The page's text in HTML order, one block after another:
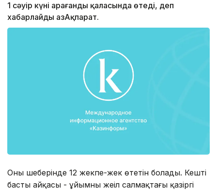
1 сәуір күні Қарағанды қаласында өтеді, деп
хабарлайды ҚазАқпарат.
Оның шеңберінде 12 жекпе-жек өтетін болады. Кештің
басты айқасы - ұйымның жеңіл салмақтағы қазіргі